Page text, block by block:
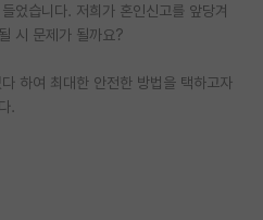
었습니다. 저희가 혼인신고를 앞당겨
시 문제가 될까요?
하여 최대한 안전한 방법을 택하고자
.